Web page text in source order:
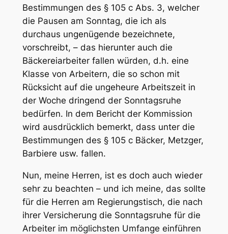
Bestimmungen des § 105 c Abs. 3, welcher
die Pausen am Sonntag, die ich als
durchaus ungenügende bezeichnete,
vorschreibt, – das hierunter auch die
Bäckereiarbeiter fallen würden, d.h. eine
Klasse von Arbeitern, die so schon mit
Rücksicht auf die ungeheure Arbeitszeit in
der Woche dringend der Sonntagsruhe
bedürfen. In dem Bericht der Kommission
wird ausdrücklich bemerkt, dass unter die
Bestimmungen des § 105 c Bäcker, Metzger,
Barbiere usw. fallen.
Nun, meine Herren, ist es doch auch wieder
sehr zu beachten – und ich meine, das sollte
für die Herren am Regierungstisch, die nach
ihrer Versicherung die Sonntagsruhe für die
Arbeiter im möglichsten Umfange einführen